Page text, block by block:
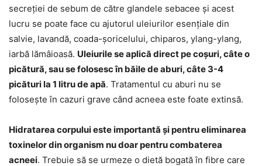
secreției de sebum de către glandele sebacee și acest
lucru se poate face cu ajutorul uleiurilor esențiale din
salvie, lavandă, coada-șoricelului, chiparos, ylang-ylang,
iarbă lămâioasă. Uleiurile se aplică direct pe coșuri, câte o
picătură, sau se folosesc în băile de aburi, câte 3-4
picături la 1 litru de apă. Tratamentul cu aburi nu se
folosește în cazuri grave când acneea este foate extinsă.
Hidratarea corpului este importantă și pentru eliminarea
toxinelor din organism nu doar pentru combaterea
acneei. Trebuie să se urmeze o dietă bogată în fibre care